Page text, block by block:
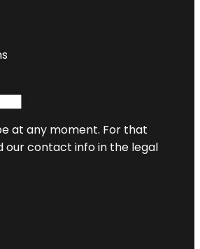
at any moment. For that
our contact info in the legal